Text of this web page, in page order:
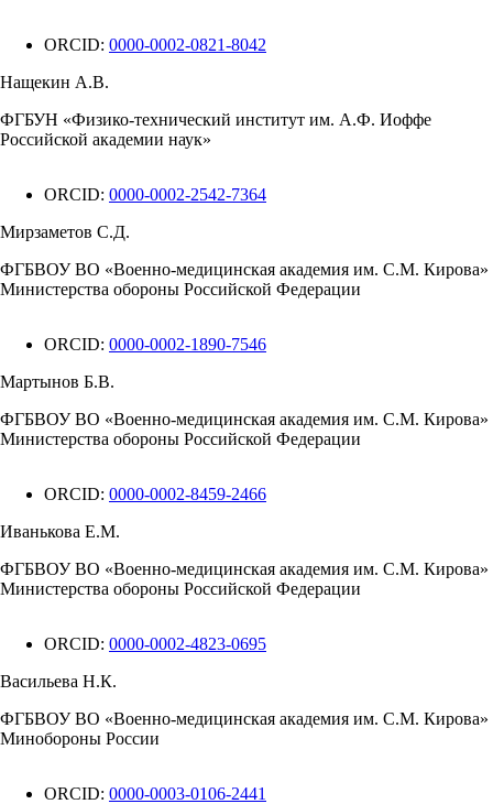
ORCID: 0000-0002-0821-8042
Нащекин А.В.
ФГБУН «Физико-технический институт им. А.Ф. Иоффе
Российской академии наук»
ORCID: 0000-0002-2542-7364
Мирзаметов С.Д.
ФГБВОУ ВО «Военно-медицинская академия им. С.М. Кирова»
Министерства обороны Российской Федерации
ORCID: 0000-0002-1890-7546
Мартынов Б.В.
ФГБВОУ ВО «Военно-медицинская академия им. С.М. Кирова»
Министерства обороны Российской Федерации
ORCID: 0000-0002-8459-2466
Иванькова Е.М.
ФГБВОУ ВО «Военно-медицинская академия им. С.М. Кирова»
Министерства обороны Российской Федерации
ORCID: 0000-0002-4823-0695
Васильева Н.К.
ФГБВОУ ВО «Военно-медицинская академия им. С.М. Кирова»
Минобороны России
ORCID: 0000-0003-0106-2441